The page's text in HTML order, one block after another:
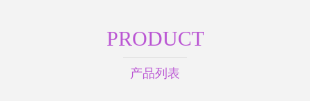
PRODUCT
产品列表